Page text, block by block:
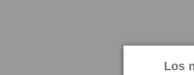
Los